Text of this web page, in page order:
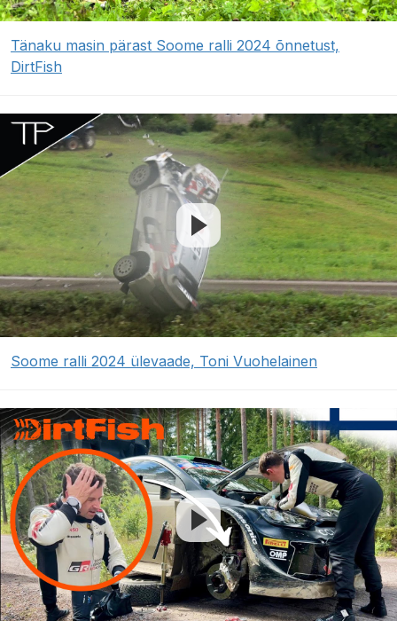
Tänaku masin pärast Soome ralli 2024 õnnetust,
DirtFish
Soome ralli 2024 ülevaade, Toni Vuohelainen